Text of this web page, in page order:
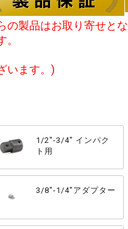
の製品はお取り寄せとな
。
います。)
1/2"-3/4" インパク
ト用
3/8"-1/4"アダプター